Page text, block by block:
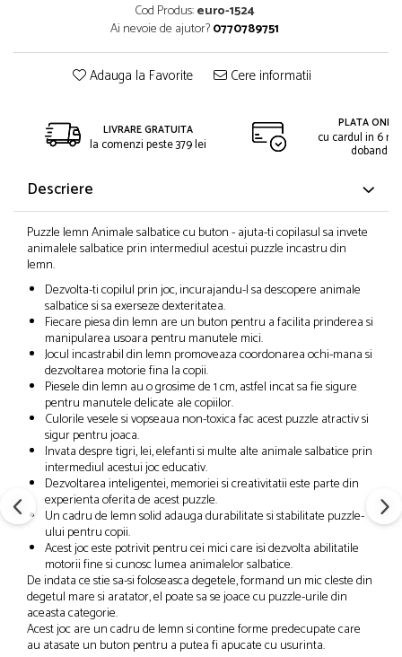
Cod Produs:euro-1524
Ai nevoie de ajutor?0770789751
Adauga la Favorite Cere informatii
LIVRARE GRATUITA
la comenzi peste 379 lei
PLATA
cu cardul in 6
dobanda
Descriere
Puzzle lemn Animale salbatice cu buton - ajuta-ti copilasul sa invete
animalele salbatice prin intermediul acestui puzzle incastru din
lemn.
Dezvolta-ti copilul prin joc, incurajandu-l sa descopere animale
salbatice si sa exerseze dexteritatea.
Fiecare piesa din lemn are un buton pentru a facilita prinderea si
manipularea usoara pentru manutele mici.
Jocul incastrabil din lemn promoveaza coordonarea ochi-mana si
dezvoltarea motorie fina la copii.
Piesele din lemn au o grosime de 1 cm, astfel incat sa fie sigure
pentru manutele delicate ale copiilor.
Culorile vesele si vopseaua non-toxica fac acest puzzle atractiv si
sigur pentru joaca.
Invata despre tigri, lei, elefanti si multe alte animale salbatice prin
intermediul acestui joc educativ.
Dezvoltarea inteligentei, memoriei si creativitatii este parte din
experienta oferita de acest puzzle.
Un cadru de lemn solid adauga durabilitate si stabilitate puzzle-
ului pentru copii.
Acest joc este potrivit pentru cei mici care isi dezvolta abilitatile
motorii fine si cunosc lumea animalelor salbatice.
De indata ce stie sa-si foloseasca degetele, formand un mic cleste din
degetul mare si aratator, el poate sa se joace cu puzzle-urile din
aceasta categorie.
Acest joc are un cadru de lemn si contine forme predecupate care
au atasate un buton pentru a putea fi apucate cu usurinta.